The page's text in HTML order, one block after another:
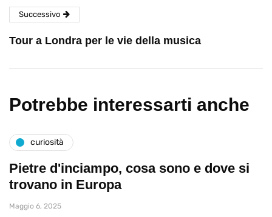
Successivo
Tour a Londra per le vie della musica
Potrebbe interessarti anche
curiosità
Pietre d'inciampo, cosa sono e dove si
trovano in Europa
Maggio 6, 2025